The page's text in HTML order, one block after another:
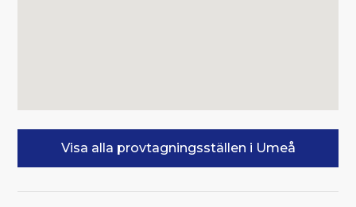
Visa alla provtagningsställen i Umeå